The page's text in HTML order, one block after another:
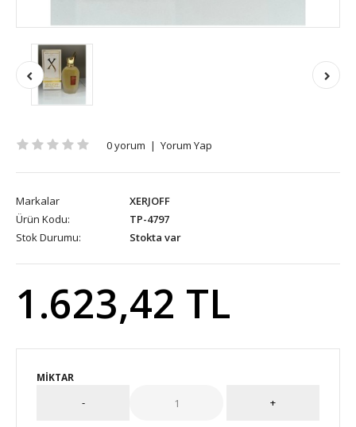
0 yorum | Yorum Yap
Markalar
XERJOFF
Ürün Kodu:
TP-4797
Stok Durumu:
Stokta var
1.623,42 TL
MIKTAR